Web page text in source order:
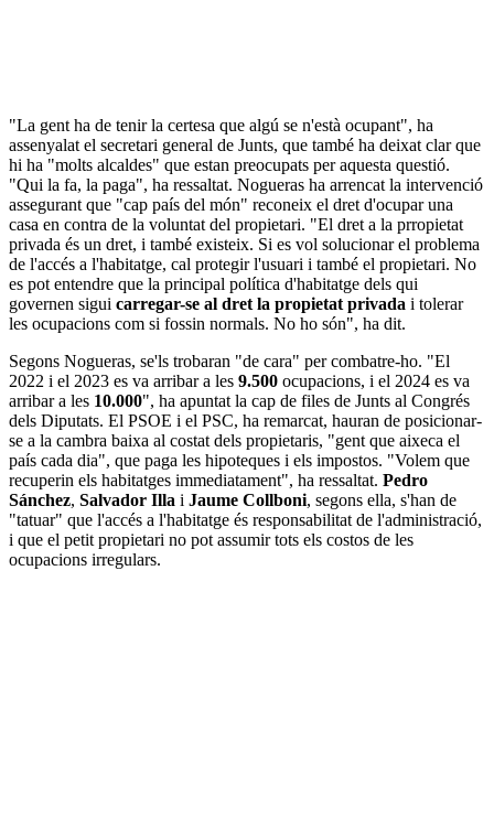
"La gent ha de tenir la certesa que algú se n'està ocupant", ha
assenyalat el secretari general de Junts, que també ha deixat clar que
hi ha "molts alcaldes" que estan preocupats per aquesta questió.
"Qui la fa, la paga", ha ressaltat. Nogueras ha arrencat la intervenció
assegurant que "cap país del món" reconeix el dret d'ocupar una
casa en contra de la voluntat del propietari. "El dret a la prropietat
privada és un dret, i també existeix. Si es vol solucionar el problema
de l'accés a l'habitatge, cal protegir l'usuari i també el propietari. No
es pot entendre que la principal política d'habitatge dels qui
governen sigui carregar-se al dret la propietat privada i tolerar
les ocupacions com si fossin normals. No ho són", ha dit.
Segons Nogueras, se'ls trobaran "de cara" per combatre-ho. "El
2022 i el 2023 es va arribar a les 9.500 ocupacions, i el 2024 es va
arribar a les 10.000", ha apuntat la cap de files de Junts al Congrés
dels Diputats. El PSOE i el PSC, ha remarcat, hauran de posicionar-
se a la cambra baixa al costat dels propietaris, "gent que aixeca el
país cada dia", que paga les hipoteques i els impostos. "Volem que
recuperin els habitatges immediatament", ha ressaltat. Pedro
Sánchez, Salvador Illa i Jaume Collboni, segons ella, s'han de
"tatuar" que l'accés a l'habitatge és responsabilitat de l'administració,
i que el petit propietari no pot assumir tots els costos de les
ocupacions irregulars.